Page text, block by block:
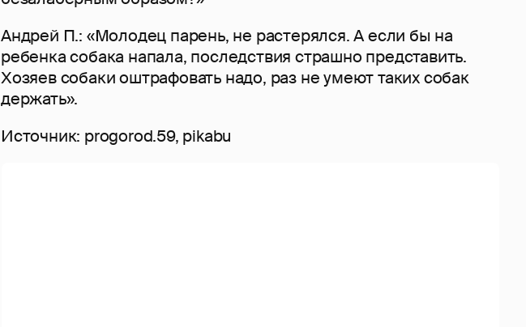
Андрей П.: «Молодец парень, не растерялся. А если бы на
ребенка собака напала, последствия страшно представить.
Хозяев собаки оштрафовать надо, раз не умеют таких собак
держать».
Источник: progorod.59, pikabu